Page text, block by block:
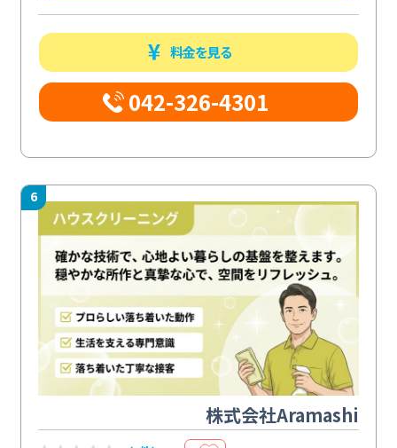
料金を見る
042-326-4301
6
株式会社Aramashi